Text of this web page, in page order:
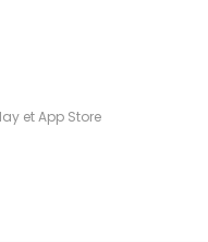
et App Store